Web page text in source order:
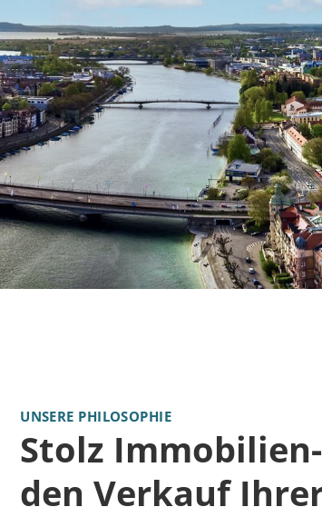
UNSERE PHILOSOPHIE
Stolz
den Verkauf